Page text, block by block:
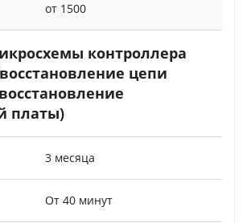
от 1500
контроллера
цепи
платы)
3 месяца
От 40 минут